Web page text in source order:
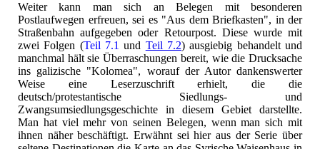
Weiter kann man sich an Belegen mit besonderen
Postlaufwegen erfreuen, sei es "Aus dem Briefkasten", in der
Straßenbahn aufgegeben oder Retourpost. Diese wurde mit
zwei Folgen (Teil 7.1 und Teil 7.2) ausgiebig behandelt und
manchmal hält sie Überraschungen bereit, wie die Drucksache
ins galizische "Kolomea", worauf der Autor dankenswerter
Weise eine Leserzuschrift erhielt, die die
deutsch/protestantische Siedlungs- und
Zwangsumsiedlungsgeschichte in diesem Gebiet darstellte.
Man hat viel mehr von seinen Belegen, wenn man sich mit
ihnen näher beschäftigt. Erwähnt sei hier aus der Serie über